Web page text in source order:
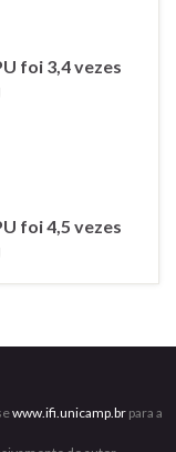
foi 3,4 vezes
foi 4,5 vezes
www.ifi.unicamp.br para a